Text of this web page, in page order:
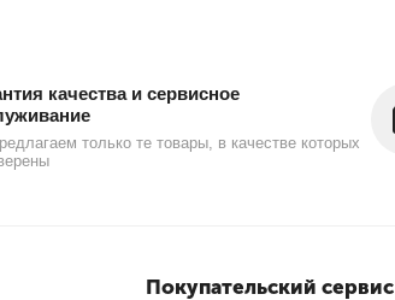
качества и сервисное
только те товары, в качестве которых
Покупательский сервис